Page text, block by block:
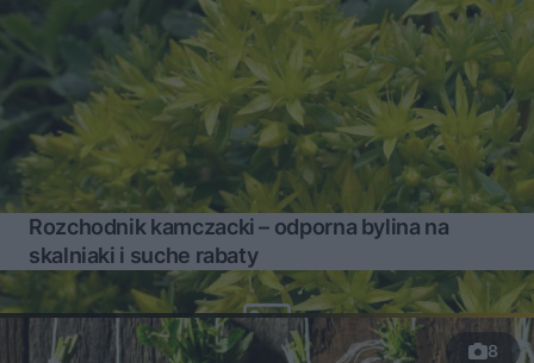
Rozchodnik kamczacki – odporna bylina na
skalniaki i suche rabaty
8